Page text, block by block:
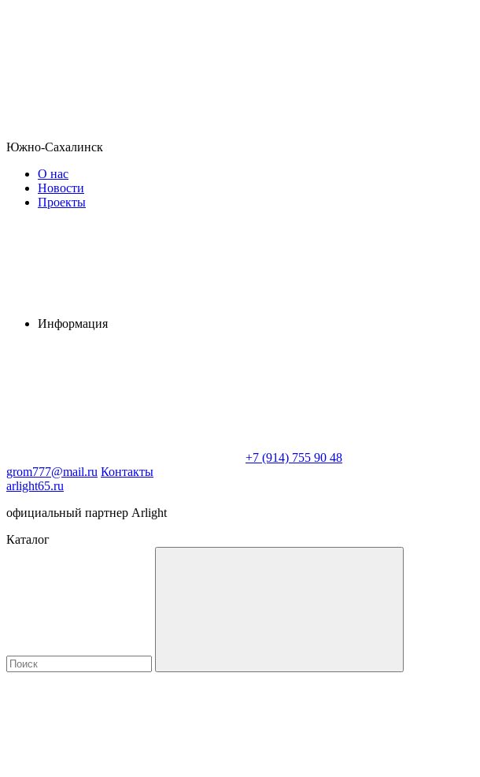
Южно-Сахалинск
О нас
Новости
Проекты
Информация
+7 (914) 755 90 48
grom777@mail.ru Контакты
arlight65.ru
официальный партнер Arlight
Каталог